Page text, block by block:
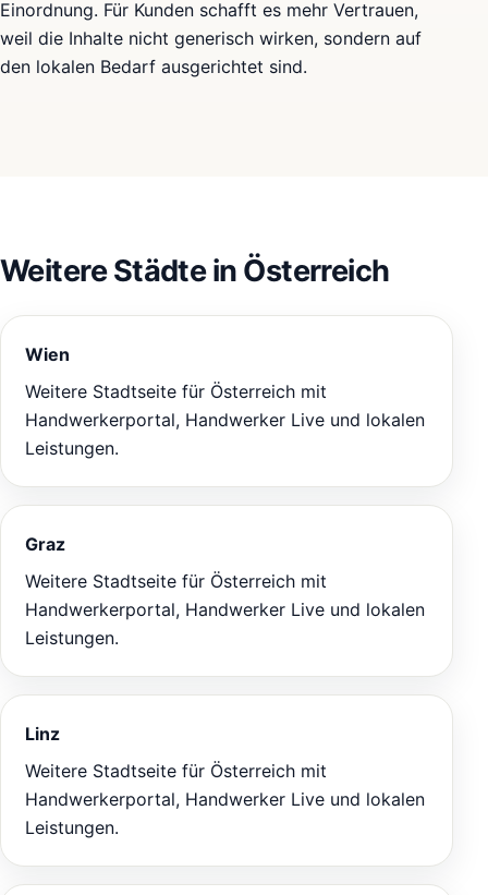
Einordnung. Für Kunden schafft es mehr Vertrauen,
weil die Inhalte nicht generisch wirken, sondern auf
den lokalen Bedarf ausgerichtet sind.
Weitere Städte in Österreich
Wien
Weitere Stadtseite für Österreich mit
Handwerkerportal, Handwerker Live und lokalen
Leistungen.
Graz
Weitere Stadtseite für Österreich mit
Handwerkerportal, Handwerker Live und lokalen
Leistungen.
Linz
Weitere Stadtseite für Österreich mit
Handwerkerportal, Handwerker Live und lokalen
Leistungen.